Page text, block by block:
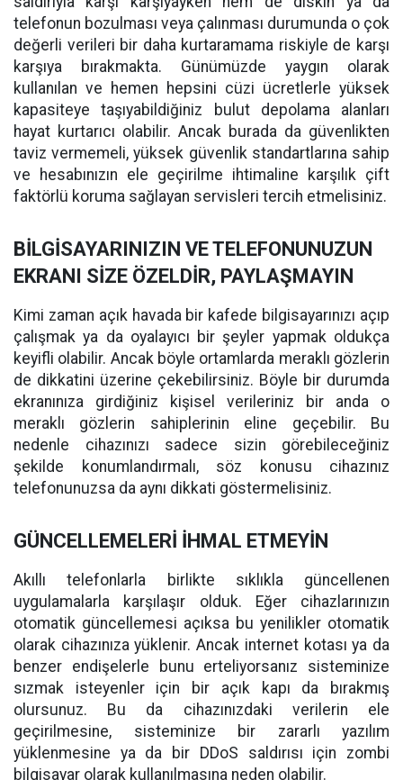
telefonun bozulması veya çalınması durumunda o çok
değerli verileri bir daha kurtaramama riskiyle de karşı
karşıya bırakmakta. Günümüzde yaygın olarak
kullanılan ve hemen hepsini cüzi ücretlerle yüksek
kapasiteye taşıyabildiğiniz bulut depolama alanları
hayat kurtarıcı olabilir. Ancak burada da güvenlikten
taviz vermemeli, yüksek güvenlik standartlarına sahip
ve hesabınızın ele geçirilme ihtimaline karşılık çift
faktörlü koruma sağlayan servisleri tercih etmelisiniz.
BİLGİSAYARINIZIN VE TELEFONUNUZUN
EKRANI SİZE ÖZELDİR, PAYLAŞMAYIN
Kimi zaman açık havada bir kafede bilgisayarınızı açıp
çalışmak ya da oyalayıcı bir şeyler yapmak oldukça
keyifli olabilir. Ancak böyle ortamlarda meraklı gözlerin
de dikkatini üzerine çekebilirsiniz. Böyle bir durumda
ekranınıza girdiğiniz kişisel verileriniz bir anda o
meraklı gözlerin sahiplerinin eline geçebilir. Bu
nedenle cihazınızı sadece sizin görebileceğiniz
şekilde konumlandırmalı, söz konusu cihazınız
telefonunuzsa da aynı dikkati göstermelisiniz.
GÜNCELLEMELERİ İHMAL ETMEYİN
Akıllı telefonlarla birlikte sıklıkla güncellenen
uygulamalarla karşılaşır olduk. Eğer cihazlarınızın
otomatik güncellemesi açıksa bu yenilikler otomatik
olarak cihazınıza yüklenir. Ancak internet kotası ya da
benzer endişelerle bunu erteliyorsanız sisteminize
sızmak isteyenler için bir açık kapı da bırakmış
olursunuz. Bu da cihazınızdaki verilerin ele
geçirilmesine, sisteminize bir zararlı yazılım
yüklenmesine ya da bir DDoS saldırısı için zombi
bilgisayar olarak kullanılmasına neden olabilir.